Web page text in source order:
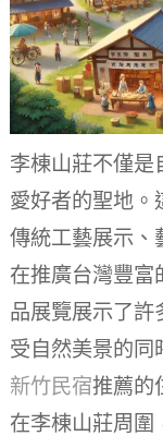
李棟山莊不僅是
愛好者的聖地。
傳統工藝展示、
在推廣台灣豐富
品展覽展示了許
受自然美景的同
新竹民宿推薦的
在李棟山莊周圍